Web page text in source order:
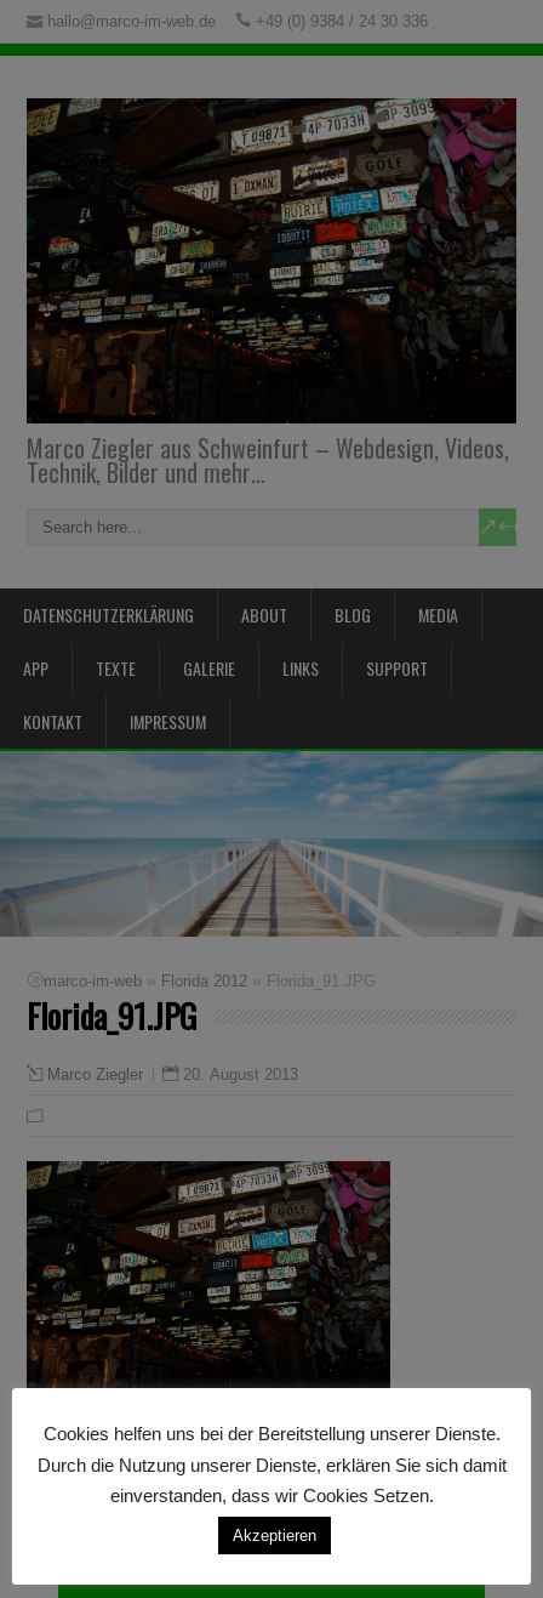
hallo@marco-im-web.de +49 (0) 9384 / 24 30 336
Marco Ziegler aus Schweinfurt – Webdesign, Videos,
Technik, Bilder und mehr…
DATENSCHUTZERKLÄRUNG ABOUT BLOG MEDIA
APP TEXTE GALERIE LINKS SUPPORT
KONTAKT IMPRESSUM
marco-im-web » Florida 2012 » Florida_91.JPG
Florida_91.JPG
Marco Ziegler 20. August 2013
Cookies helfen uns bei der Bereitstellung unserer Dienste.
Durch die Nutzung unserer Dienste, erklären Sie sich damit
einverstanden, dass wir Cookies Setzen.
Akzeptieren